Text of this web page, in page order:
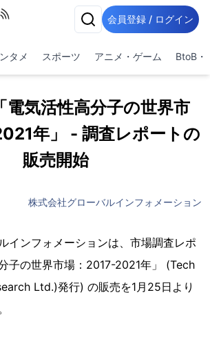
会員登録 / ログイン
タメ スポーツ アニメ・ゲーム BtoB・
気活性高分子の世界市
年」 - 調査レポートの
販売開始
株式会社グローバルインフォメーション
インフォメーションは、市場調査レポ
子の世界市場：2017-2021年」 (Tech
Ltd.)発行) の販売を1月25日より